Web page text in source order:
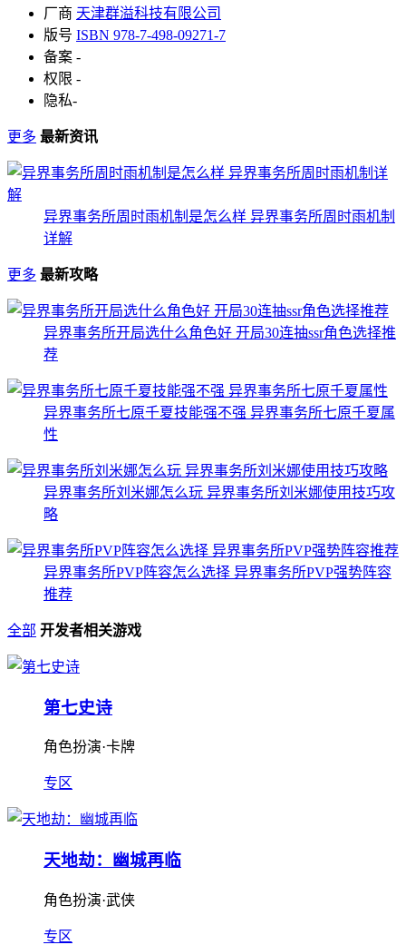
厂商 天津群溢科技有限公司
版号 ISBN 978-7-498-09271-7
备案 -
权限 -
隐私-
更多 最新资讯
异界事务所周时雨机制是怎么样 异界事务所周时雨机制
详解
更多 最新攻略
异界事务所开局选什么角色好 开局30连抽ssr角色选择推
荐
异界事务所七原千夏技能强不强 异界事务所七原千夏属
性
异界事务所刘米娜怎么玩 异界事务所刘米娜使用技巧攻
略
异界事务所PVP阵容怎么选择 异界事务所PVP强势阵容
推荐
全部 开发者相关游戏
第七史诗
角色扮演·卡牌
专区
天地劫：幽城再临
角色扮演·武侠
专区